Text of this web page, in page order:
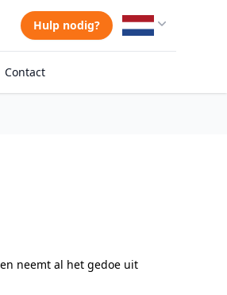
Hulp nodig?
Contact
neemt al het gedoe uit